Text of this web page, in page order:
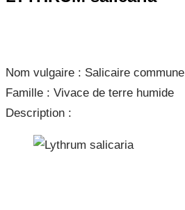
c
h
e
Nom vulgaire : Salicaire commune
Famille : Vivace de terre humide
Description :